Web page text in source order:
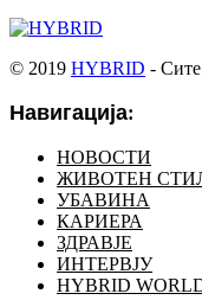
© 2019 HYBRID - Сите
Навигација:
НОВОСТИ
ЖИВОТЕН
УБАВИНА
КАРИЕРА
ЗДРАВЈЕ
ИНТЕРВЈУ
HYBRID